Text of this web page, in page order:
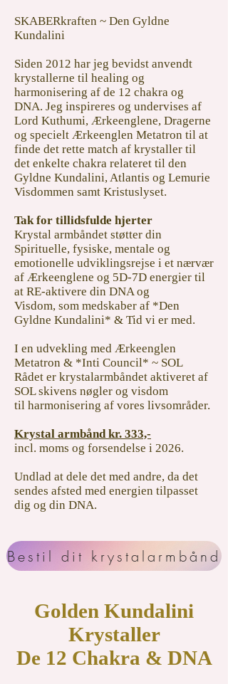
SKABERkraften ~ Den Gyldne
Kundalini
Siden 2012 har jeg bevidst anvendt
krystallerne til healing og
harmonisering af de 12 chakra og
DNA. Jeg inspireres og undervises af
Lord Kuthumi, Ærkeenglene, Dragerne
og specielt Ærkeenglen Metatron til at
finde det rette match af krystaller til
det enkelte chakra relateret til den
Gyldne Kundalini, Atlantis og Lemurie
Visdommen samt Kristuslyset.
Tak for tillidsfulde hjerter
Krystal armbåndet støtter din
Spirituelle, fysiske, mentale og
emotionelle udviklingsrejse i et nærvær
af Ærkeenglene og 5D-7D energier til
at RE-aktivere din DNA og
Visdom, som medskaber af *Den
Gyldne Kundalini* & Tid vi er med.
I en udvekling med Ærkeenglen
Metatron & *Inti Council* ~ SOL
Rådet er krystalarmbåndet aktiveret af
SOL skivens nøgler og visdom
til harmonisering af vores livsområder.
Krystal armbånd kr. 333,-
incl. moms og forsendelse i 2026.
Undlad at dele det med andre, da det
sendes afsted med energien tilpasset
dig og din DNA.
Bestil dit krystalarmbånd
Golden Kundalini
Krystaller
De 12 Chakra & DNA